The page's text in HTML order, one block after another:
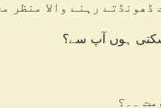
ڈھونڈتے رہنے والا منظر
ہوں آپ سے؟
۔۔؟